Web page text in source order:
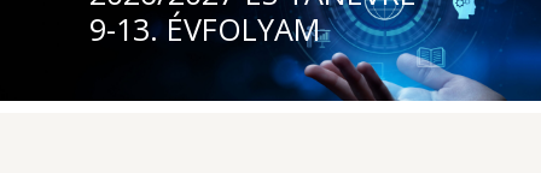
9-13. ÉVFOLYAM